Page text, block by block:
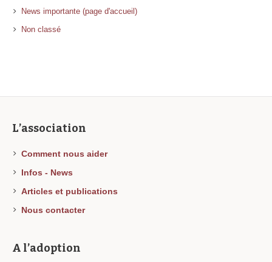
News importante (page d'accueil)
Non classé
L’association
Comment nous aider
Infos - News
Articles et publications
Nous contacter
A l’adoption